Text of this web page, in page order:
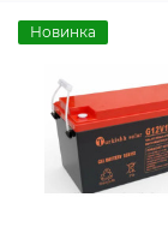
Новинка